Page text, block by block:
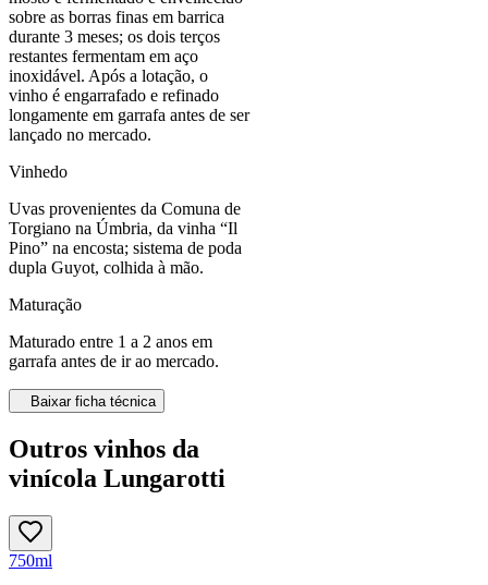
sobre as borras finas em barrica
durante 3 meses; os dois terços
restantes fermentam em aço
inoxidável. Após a lotação, o
vinho é engarrafado e refinado
longamente em garrafa antes de ser
lançado no mercado.
Vinhedo
Uvas provenientes da Comuna de
Torgiano na Úmbria, da vinha “Il
Pino” na encosta; sistema de poda
dupla Guyot, colhida à mão.
Maturação
Maturado entre 1 a 2 anos em
garrafa antes de ir ao mercado.
Baixar ficha técnica
Outros vinhos da
vinícola Lungarotti
750ml